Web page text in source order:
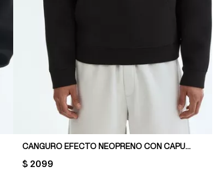
CANGURO EFECTO NEOPRENO CON CAPUCHA LOOSE FIT
PRICE:
$ 2099